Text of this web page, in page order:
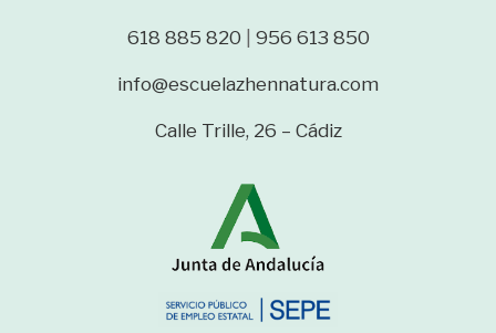
618 885 820 956 613 850
info@escuelazhennatura.com
Calle Trille, 26 – Cádiz